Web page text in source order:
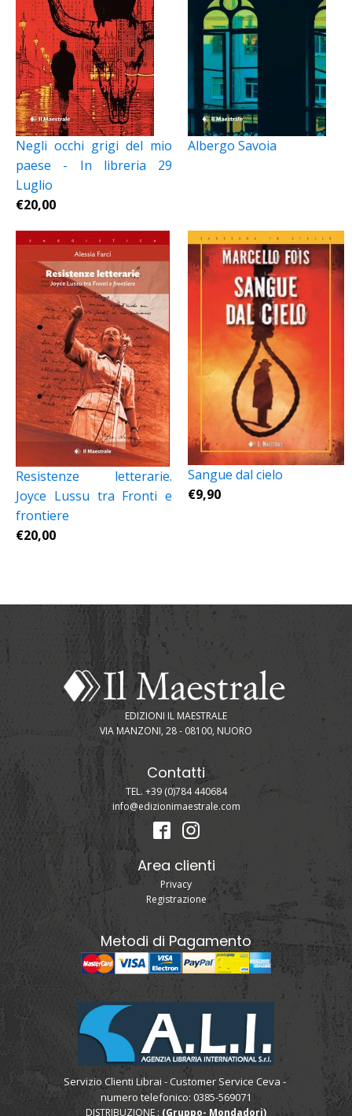
Negli occhi grigi del mio
paese - In libreria 29
Luglio
€20,00
Albergo Savoia
Resistenze letterarie.
Joyce Lussu tra Fronti e
frontiere
€20,00
Sangue dal cielo
€9,90
EDIZIONI IL MAESTRALE
VIA MANZONI, 28 - 08100, NUORO
Contatti
TEL. +39 (0)784 440684
info@edizionimaestrale.com
Area clienti
Privacy
Registrazione
Metodi di Pagamento
Servizio Clienti Librai - Customer Service Ceva -
numero telefonico: 0385-569071
DISTRIBUZIONE : (Gruppo- Mondadori)